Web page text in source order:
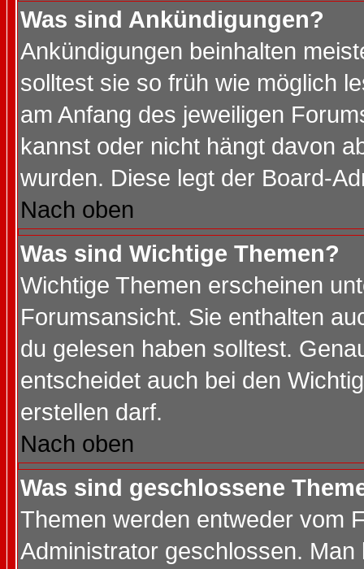
Was sind Ankündigungen?
Ankündigungen beinhalten
solltest sie so früh wie möglich
am Anfang des jeweiligen
kannst oder nicht hängt davon
wurden. Diese legt der Board-
Nach oben
Was sind Wichtige Themen?
Wichtige Themen erscheinen
Forumsansicht. Sie enthalten
du gelesen haben solltest.
entscheidet auch bei den
erstellen darf.
Nach oben
Was sind geschlossene
Themen werden entweder vom
Administrator geschlossen.